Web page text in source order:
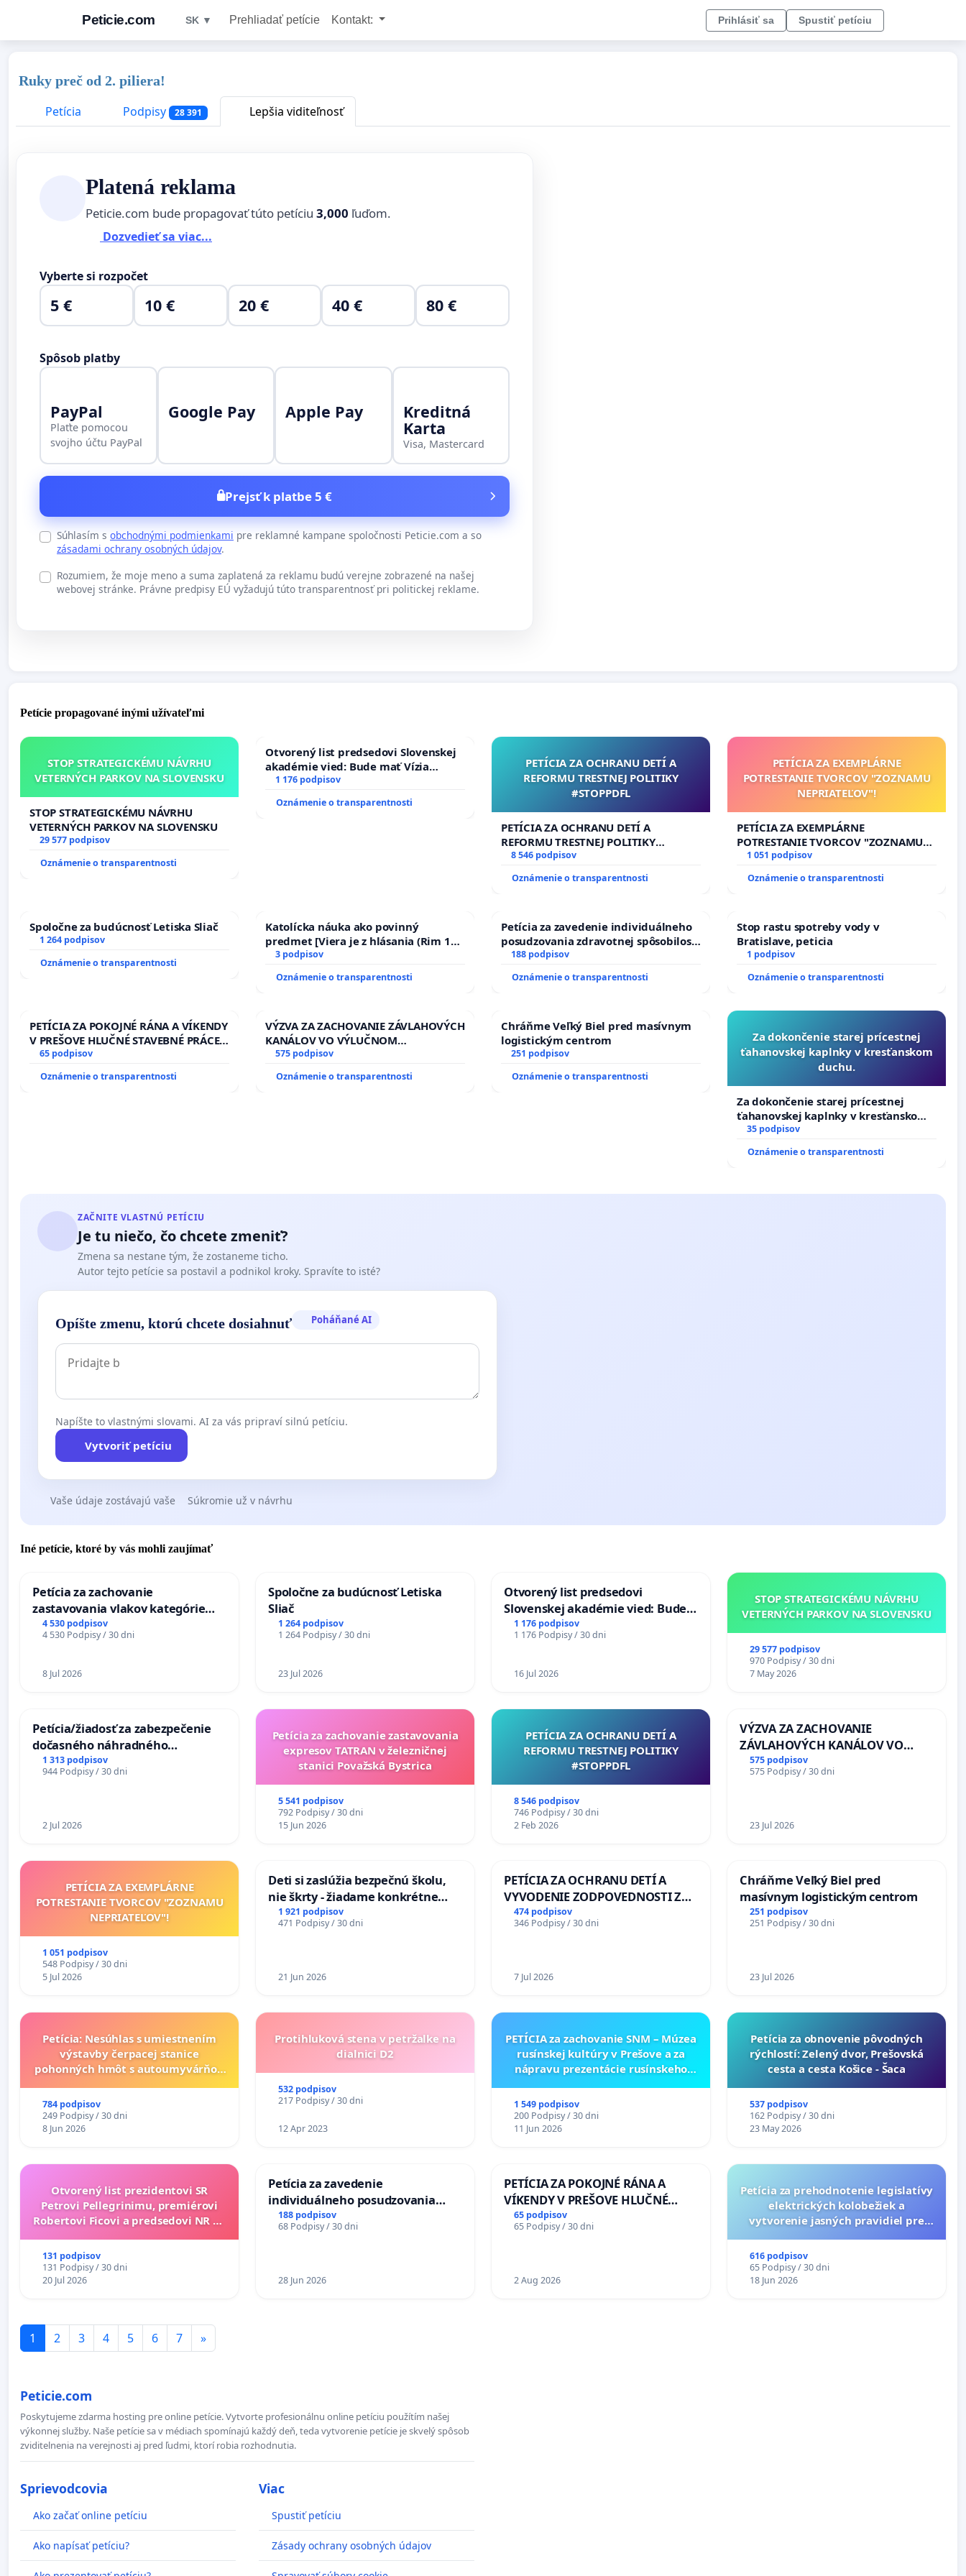
Peticie.com SK ▼ Prehliadať petície Kontakt: Prihlásiť sa Spustiť petíciu
Ruky preč od 2. piliera!
Petícia
Podpisy 28 391 Lepšia viditeľnosť
Platená reklama
Peticie.com bude propagovať túto petíciu 3,000 ľuďom.
Dozvedieť sa viac...
Vyberte si rozpočet
5 € 10 € 20 € 40 € 80 €
Spôsob platby
PayPal
Plaťte pomocou
svojho účtu PayPal
Google Pay Apple Pay Kreditná
Karta
Visa, Mastercard
Prejsť k platbe 5 €
Súhlasím s obchodnými podmienkami pre reklamné kampane spoločnosti Peticie.com a so
zásadami ochrany osobných údajov.
Rozumiem, že moje meno a suma zaplatená za reklamu budú verejne zobrazené na našej
webovej stránke. Právne predpisy EÚ vyžadujú túto transparentnosť pri politickej reklame.
Petície propagované inými užívateľmi
STOP STRATEGICKÉMU NÁVRHU
VETERNÝCH PARKOV NA SLOVENSKU
STOP STRATEGICKÉMU NÁVRHU
VETERNÝCH PARKOV NA SLOVENSKU
29 577 podpisov
Oznámenie o transparentnosti
Otvorený list predsedovi Slovenskej
akadémie vied: Bude mať Vízia
Slovenska 2040 mravnú chrbticu?
1 176 podpisov
Oznámenie o transparentnosti
PETÍCIA ZA OCHRANU DETÍ A
REFORMU TRESTNEJ POLITIKY
#STOPPDFL
PETÍCIA ZA OCHRANU DETÍ A
REFORMU TRESTNEJ POLITIKY
#STOPPDFL
8 546 podpisov
Oznámenie o transparentnosti
PETÍCIA ZA EXEMPLÁRNE
POTRESTANIE TVORCOV "ZOZNAMU
NEPRIATEĽOV"!
PETÍCIA ZA EXEMPLÁRNE
POTRESTANIE TVORCOV "ZOZNAMU
NEPRIATEĽOV"!
1 051 podpisov
Oznámenie o transparentnosti
Spoločne za budúcnosť Letiska Sliač
1 264 podpisov
Oznámenie o transparentnosti
Katolícka náuka ako povinný
predmet [Viera je z hlásania (Rim 10,
17)]
3 podpisov
Oznámenie o transparentnosti
Petícia za zavedenie individuálneho
posudzovania zdravotnej spôsobilosti
osôb s diabetom 1. a 2. typu pri
188 podpisov
Oznámenie o transparentnosti
Stop rastu spotreby vody v
Bratislave, peticia
1 podpisov
Oznámenie o transparentnosti
PETÍCIA ZA POKOJNÉ RÁNA A VÍKENDY
V PREŠOVE HLUČNÉ STAVEBNÉ PRÁCE
V SOBOTU LEN OD 9.00 DO 13.00
8.00 – 18.00 HOD. A PRAVIDELNÁ
65 podpisov
Oznámenie o transparentnosti
VÝZVA ZA ZACHOVANIE ZÁVLAHOVÝCH
KANÁLOV VO VÝLUČNOM
VLASTNÍCTVE A POD KONTROLOU
riešenie zanedbaného stavu
575 podpisov
Oznámenie o transparentnosti
Chráňme Veľký Biel pred masívnym
logistickým centrom
251 podpisov
Oznámenie o transparentnosti
Za dokončenie starej prícestnej
ťahanovskej kaplnky v kresťanskom
duchu.
Za dokončenie starej prícestnej
ťahanovskej kaplnky v kresťanskom
duchu.
35 podpisov
Oznámenie o transparentnosti
ZAČNITE VLASTNÚ PETÍCIU
Je tu niečo, čo chcete zmeniť?
Zmena sa nestane tým, že zostaneme ticho.
Autor tejto petície sa postavil a podnikol kroky. Spravíte to isté?
Opíšte zmenu, ktorú chcete dosiahnuť Poháňané AI
Napíšte to vlastnými slovami. AI za vás pripraví silnú petíciu.
Vytvoriť petíciu
Vaše údaje zostávajú vaše Súkromie už v návrhu
Iné petície, ktoré by vás mohli zaujímať
Petícia za zachovanie
zastavovania vlakov kategórie
Expres (Ex) TATRAN v železničnej
stanici Púchov
4 530 podpisov
4 530 Podpisy / 30 dni
8 Jul 2026
Spoločne za budúcnosť Letiska
Sliač
1 264 podpisov
1 264 Podpisy / 30 dni
23 Jul 2026
Otvorený list predsedovi
Slovenskej akadémie vied: Bude
mať Vízia Slovenska 2040 mravnú
chrbticu?
1 176 podpisov
1 176 Podpisy / 30 dni
16 Jul 2026
STOP STRATEGICKÉMU NÁVRHU
VETERNÝCH PARKOV NA SLOVENSKU
29 577 podpisov
970 Podpisy / 30 dni
7 May 2026
Petícia/žiadosť za zabezpečenie
dočasného náhradného
premostenia Váhu počas úplnej
uzávery Vážskeho mosta v
1 313 podpisov
944 Podpisy / 30 dni
2 Jul 2026
Petícia za zachovanie zastavovania
expresov TATRAN v železničnej
stanici Považská Bystrica
5 541 podpisov
792 Podpisy / 30 dni
15 Jun 2026
PETÍCIA ZA OCHRANU DETÍ A
REFORMU TRESTNEJ POLITIKY
#STOPPDFL
8 546 podpisov
746 Podpisy / 30 dni
2 Feb 2026
VÝZVA ZA ZACHOVANIE
ZÁVLAHOVÝCH KANÁLOV VO
VÝLUČNOM VLASTNÍCTVE A POD
KONTROLOU SLOVENSKEJ
a odvodňovacích kanálov na
575 podpisov
575 Podpisy / 30 dni
23 Jul 2026
PETÍCIA ZA EXEMPLÁRNE
POTRESTANIE TVORCOV "ZOZNAMU
NEPRIATEĽOV"!
1 051 podpisov
548 Podpisy / 30 dni
5 Jul 2026
Deti si zaslúžia bezpečnú školu,
nie škrty - žiadame konkrétne
opatrenia na zlepšenie situácie v
školstve
1 921 podpisov
471 Podpisy / 30 dni
21 Jun 2026
PETÍCIA ZA OCHRANU DETÍ A
VYVODENIE ZODPOVEDNOSTI ZA
DLHOROČNÚ NEČINNOSŤ A
ZLYHANIE ŠTÁTU
474 podpisov
346 Podpisy / 30 dni
7 Jul 2026
Chráňme Veľký Biel pred
masívnym logistickým centrom
251 podpisov
251 Podpisy / 30 dni
23 Jul 2026
Petícia: Nesúhlas s umiestnením
výstavby čerpacej stanice
pohonných hmôt s autoumyvárňou
Grob - Čierna Voda
784 podpisov
249 Podpisy / 30 dni
8 Jun 2026
Protihluková stena v petržalke na
dialnici D2
532 podpisov
217 Podpisy / 30 dni
12 Apr 2023
PETÍCIA za zachovanie SNM – Múzea
rusínskej kultúry v Prešove a za
nápravu prezentácie rusínskeho
Múzeu ukrajinskej kultúry vo
Svidníku
1 549 podpisov
200 Podpisy / 30 dni
11 Jun 2026
​Petícia za obnovenie pôvodných
rýchlostí: Zelený dvor, Prešovská
cesta a cesta Košice - Šaca
537 podpisov
162 Podpisy / 30 dni
23 May 2026
Otvorený list prezidentovi SR
Petrovi Pellegrinimu, premiérovi
Robertovi Ficovi a predsedovi NR SR
131 podpisov
131 Podpisy / 30 dni
20 Jul 2026
Petícia za zavedenie
individuálneho posudzovania
zdravotnej spôsobilosti osôb s
diabetom 1. a 2. typu pri prijímaní
188 podpisov
68 Podpisy / 30 dni
28 Jun 2026
PETÍCIA ZA POKOJNÉ RÁNA A
VÍKENDY V PREŠOVE HLUČNÉ
STAVEBNÉ PRÁCE V SOBOTU LEN
OD 9.00 DO 13.00 HOD., CEZ
KONTROLA STAVBY C-AREA NA
65 podpisov
65 Podpisy / 30 dni
2 Aug 2026
Petícia za prehodnotenie legislatívy
elektrických kolobežiek a
vytvorenie jasných pravidiel pre
616 podpisov
65 Podpisy / 30 dni
18 Jun 2026
1 2 3 4 5 6 7 »
Peticie.com
Poskytujeme zdarma hosting pre online petície. Vytvorte profesionálnu online petíciu použítím našej
výkonnej služby. Naše petície sa v médiach spomínajú každý deň, teda vytvorenie petície je skvelý spôsob
zviditelnenia na verejnosti aj pred ľudmi, ktorí robia rozhodnutia.
Sprievodcovia
Ako začať online petíciu
Ako napísať petíciu?
Viac
Spustiť petíciu
Zásady ochrany osobných údajov